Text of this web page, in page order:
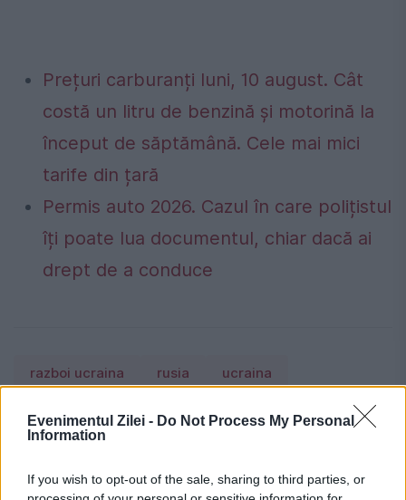
Evenimentul Zilei - Do Not Process My Personal
Information
If you wish to opt-out of the sale, sharing to third parties, or
Prețuri carburanți luni, 10 august. Cât
costă un litru de benzină și motorină la
început de săptămână. Cele mai mici
tarife din țară
Permis auto 2026. Cazul în care polițistul
îți poate lua documentul, chiar dacă ai
drept de a conduce
razboi ucraina rusia ucraina